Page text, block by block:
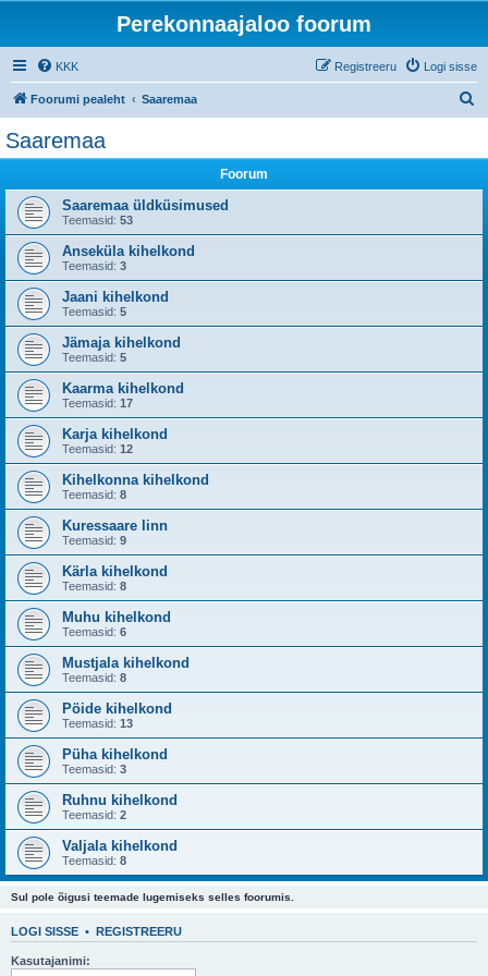
Perekonnaajaloo foorum
KKK Logi sisse
Registreeru
Foorumi pealeht Saaremaa
Saaremaa
Foorum
Saaremaa üldküsimused
Teemasid: 53
Anseküla kihelkond
Teemasid: 3
Jaani kihelkond
Teemasid: 5
Jämaja kihelkond
Teemasid: 5
Kaarma kihelkond
Teemasid: 17
Karja kihelkond
Teemasid: 12
Kihelkonna kihelkond
Teemasid: 8
Kuressaare linn
Teemasid: 9
Kärla kihelkond
Teemasid: 8
Muhu kihelkond
Teemasid: 6
Mustjala kihelkond
Teemasid: 8
Pöide kihelkond
Teemasid: 13
Püha kihelkond
Teemasid: 3
Ruhnu kihelkond
Teemasid: 2
Valjala kihelkond
Teemasid: 8
Sul pole õigusi teemade lugemiseks selles foorumis.
LOGI SISSE • REGISTREERU
Kasutajanimi: